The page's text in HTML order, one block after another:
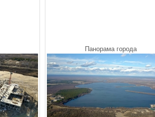
Панорама города